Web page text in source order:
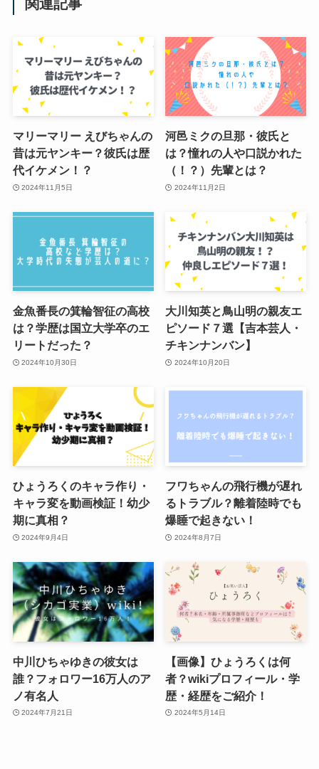
関連記事
マリーマリー えびちゃんの
昔は元ヤンキー？彼氏は歴
代イケメン！？
2024年11月5日
河邑ミクの旦那・彼氏と
は？憧れの人や口説かれた
（！？）先輩とは？
2024年11月2日
金魚番長の箕輪智征の高校
は？学歴は国立大学卒のエ
リートだった？
2024年10月30日
大川知英と鳥山明の親友エ
ピソード７選【吉本芸人・
チキンナンバン】
2024年10月20日
ひょうろくのキャラ作り・
キャラ変を動画検証！幼少
期に真相？
2024年9月4日
フワちゃんの飛行機が遅れ
るトラブル？離着陸時でも
爆睡で起きない！
2024年8月7日
中川ひちゃゆきの彼女は
誰？フォロワー16万人のア
ノ有名人
2024年7月21日
【画像】ひょうろくは何
者？wikiプロフィール・学
歴・経歴をご紹介！
2024年5月14日